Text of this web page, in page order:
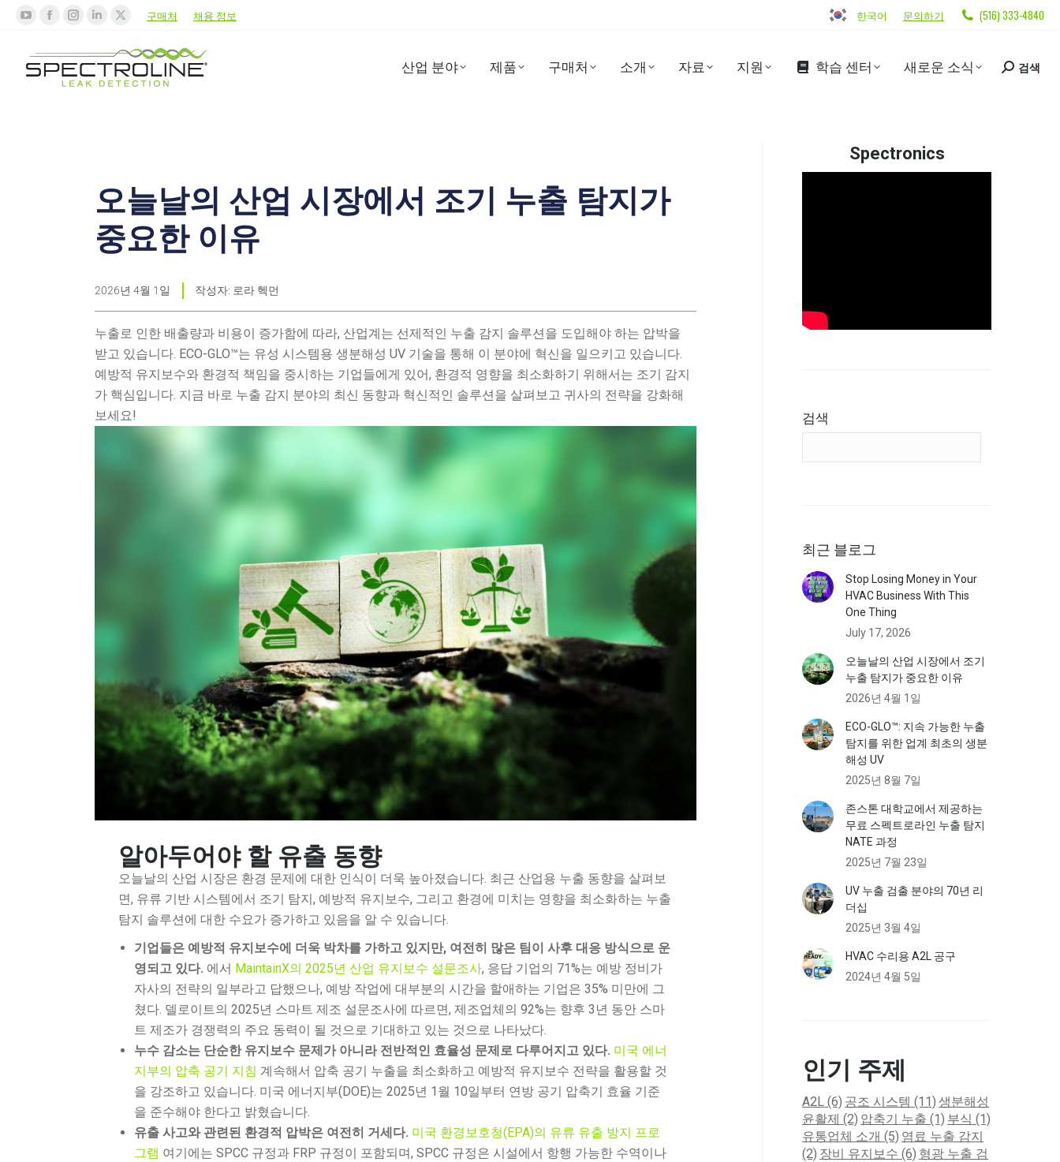
구매처 채용 정보 한국어 문의하기 (516) 333-4840
산업 분야 제품 구매처 소개 자료 지원 학습 센터 새로운 소식 검색
오늘날의 산업 시장에서 조기 누출 탐지가
중요한 이유
2026년 4월 1일 작성자: 로라 헥먼
누출로 인한 배출량과 비용이 증가함에 따라, 산업계는 선제적인 누출 감지 솔루션을 도입해야 하는 압박을
받고 있습니다. ECO-GLO™는 유성 시스템용 생분해성 UV 기술을 통해 이 분야에 혁신을 일으키고 있습니다.
예방적 유지보수와 환경적 책임을 중시하는 기업들에게 있어, 환경적 영향을 최소화하기 위해서는 조기 감지
가 핵심입니다. 지금 바로 누출 감지 분야의 최신 동향과 혁신적인 솔루션을 살펴보고 귀사의 전략을 강화해
보세요!
알아두어야 할 유출 동향
오늘날의 산업 시장은 환경 문제에 대한 인식이 더욱 높아졌습니다. 최근 산업용 누출 동향을 살펴보
면, 유류 기반 시스템에서 조기 탐지, 예방적 유지보수, 그리고 환경에 미치는 영향을 최소화하는 누출
탐지 솔루션에 대한 수요가 증가하고 있음을 알 수 있습니다.
기업들은 예방적 유지보수에 더욱 박차를 가하고 있지만, 여전히 많은 팀이 사후 대응 방식으로 운
영되고 있다. 에서 MaintainX의 2025년 산업 유지보수 설문조사, 응답 기업의 71%는 예방 정비가
자사의 전략의 일부라고 답했으나, 예방 작업에 대부분의 시간을 할애하는 기업은 35% 미만에 그
쳤다. 델로이트의 2025년 스마트 제조 설문조사에 따르면, 제조업체의 92%는 향후 3년 동안 스마
트 제조가 경쟁력의 주요 동력이 될 것으로 기대하고 있는 것으로 나타났다.
누수 감소는 단순한 유지보수 문제가 아니라 전반적인 효율성 문제로 다루어지고 있다. 미국 에너
지부의 압축 공기 지침 계속해서 압축 공기 누출을 최소화하고 예방적 유지보수 전략을 활용할 것
을 강조하고 있습니다. 미국 에너지부(DOE)는 2025년 1월 10일부터 연방 공기 압축기 효율 기준
을 준수해야 한다고 밝혔습니다.
유출 사고와 관련된 환경적 압박은 여전히 거세다. 미국 환경보호청(EPA)의 유류 유출 방지 프로
그램 여기에는 SPCC 규정과 FRP 규정이 포함되며, SPCC 규정은 시설에서 항행 가능한 수역이나
Spectronics
검색
최근 블로그
Stop Losing Money in Your
HVAC Business With This
One Thing
July 17, 2026
오늘날의 산업 시장에서 조기
누출 탐지가 중요한 이유
2026년 4월 1일
ECO-GLO™: 지속 가능한 누출
탐지를 위한 업계 최초의 생분
해성 UV
2025년 8월 7일
존스톤 대학교에서 제공하는
무료 스펙트로라인 누출 탐지
NATE 과정
2025년 7월 23일
UV 누출 검출 분야의 70년 리
더십
2025년 3월 4일
HVAC 수리용 A2L 공구
2024년 4월 5일
인기 주제
A2L (6) 공조 시스템 (11) 생분해성
윤활제 (2) 압축기 누출 (1) 부식 (1)
유통업체 소개 (5) 염료 누출 감지
(2) 장비 유지보수 (6) 형광 누출 검